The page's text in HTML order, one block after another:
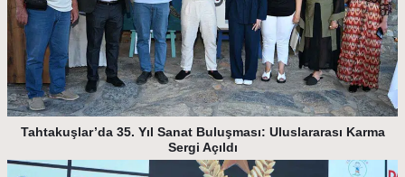
Tahtakuşlar’da 35. Yıl Sanat Buluşması: Uluslararası Karma
Sergi Açıldı